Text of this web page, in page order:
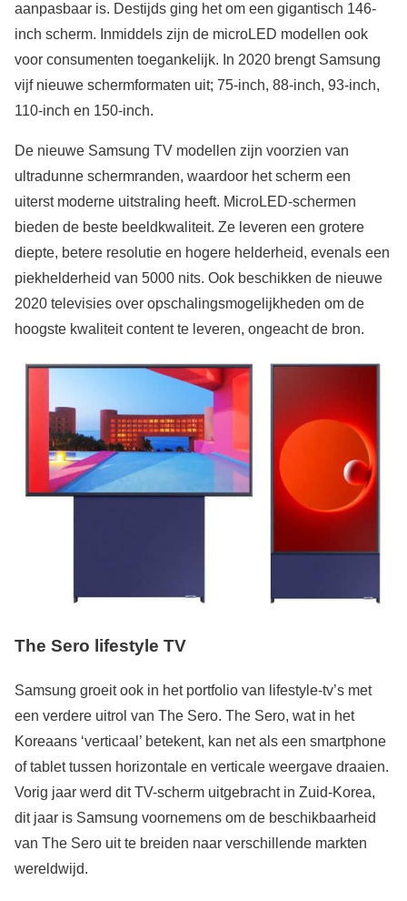
aanpasbaar is. Destijds ging het om een gigantisch 146-
inch scherm. Inmiddels zijn de microLED modellen ook
voor consumenten toegankelijk. In 2020 brengt Samsung
vijf nieuwe schermformaten uit; 75-inch, 88-inch, 93-inch,
110-inch en 150-inch.
De nieuwe Samsung TV modellen zijn voorzien van
ultradunne schermranden, waardoor het scherm een
uiterst moderne uitstraling heeft. MicroLED-schermen
bieden de beste beeldkwaliteit. Ze leveren een grotere
diepte, betere resolutie en hogere helderheid, evenals een
piekhelderheid van 5000 nits. Ook beschikken de nieuwe
2020 televisies over opschalingsmogelijkheden om de
hoogste kwaliteit content te leveren, ongeacht de bron.
The Sero lifestyle TV
Samsung groeit ook in het portfolio van lifestyle-tv’s met
een verdere uitrol van The Sero. The Sero, wat in het
Koreaans ‘verticaal’ betekent, kan net als een smartphone
of tablet tussen horizontale en verticale weergave draaien.
Vorig jaar werd dit TV-scherm uitgebracht in Zuid-Korea,
dit jaar is Samsung voornemens om de beschikbaarheid
van The Sero uit te breiden naar verschillende markten
wereldwijd.